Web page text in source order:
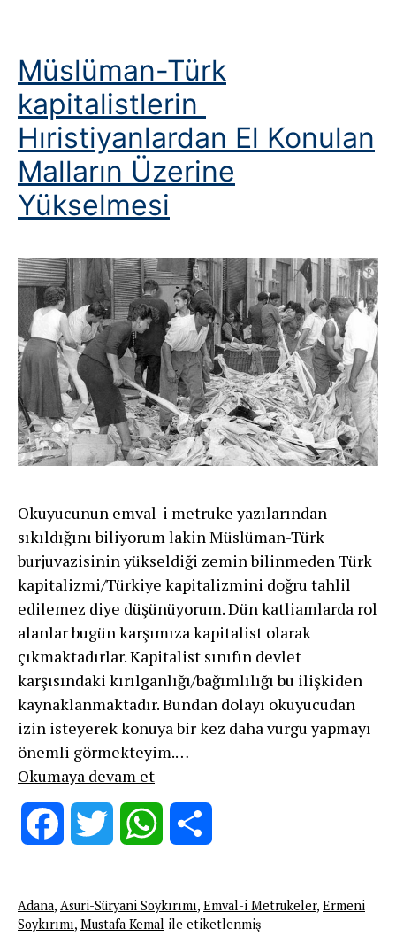
Müslüman-Türk
kapitalistlerin
Hıristiyanlardan El Konulan
Malların Üzerine
Yükselmesi
Okuyucunun emval-i metruke yazılarından
sıkıldığını biliyorum lakin Müslüman-Türk
burjuvazisinin yükseldiği zemin bilinmeden Türk
kapitalizmi/Türkiye kapitalizmini doğru tahlil
edilemez diye düşünüyorum. Dün katliamlarda rol
alanlar bugün karşımıza kapitalist olarak
çıkmaktadırlar. Kapitalist sınıfın devlet
karşısındaki kırılganlığı/bağımlılığı bu ilişkiden
kaynaklanmaktadır. Bundan dolayı okuyucudan
izin isteyerek konuya bir kez daha vurgu yapmayı
önemli görmekteyim.…
Okumaya devam etMüslüman-
Türk
kapitalistlerin
Hıristiyanlardan
Malların
Facebook Twitter WhatsApp
Adana, Asuri-Süryani Soykırımı, Emval-i Metrukeler, Ermeni
Soykırımı, Mustafa Kemal ile etiketlenmiş